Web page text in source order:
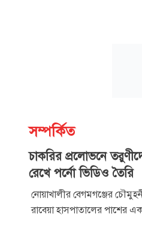
সম্পর্কিত
চাকরির প্রলোভনে
রেখে পর্নো ভিডিও তৈরি
নোয়াখালীর বেগমগঞ্জের
রাবেয়া হাসপাতালের পাশের
ভবনে অভিযান চালিয়ে পর্নো